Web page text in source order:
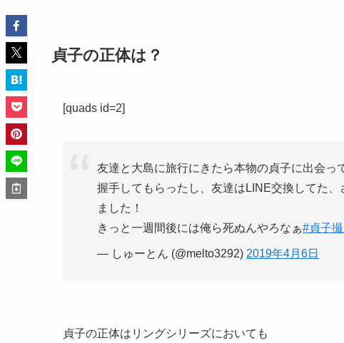
貞子の正体は？
[quads id=2]
友達と大島に旅行にきたら本物の貞子に出会っ
握手してもらったし、友達はLINE交換してた
ました！
きっと一週間後には俺ら死ぬんやろなぁ#貞子
— しゅーとん (@melto3292) 2019年4月6日
貞子の正体はリングシリーズにおいても